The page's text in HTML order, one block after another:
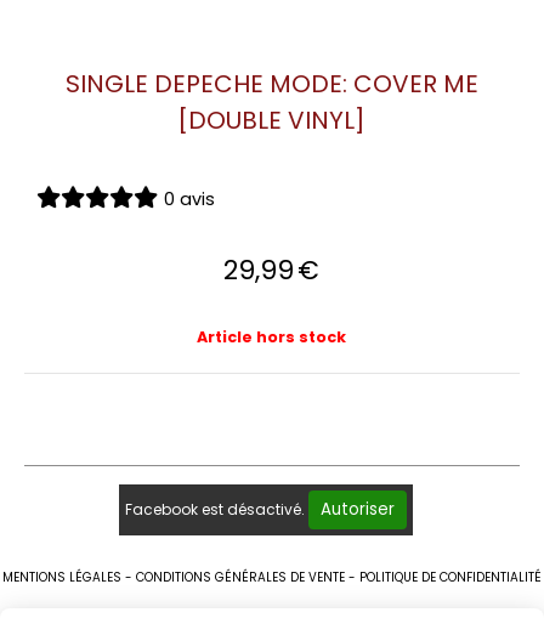
SINGLE DEPECHE MODE: COVER ME
[DOUBLE VINYL]
0 avis
29,99€
Article hors stock
Facebook est désactivé. Autoriser
MENTIONS LÉGALES CONDITIONS GÉNÉRALES DE VENTE POLITIQUE DE CONFIDENTIALITÉ